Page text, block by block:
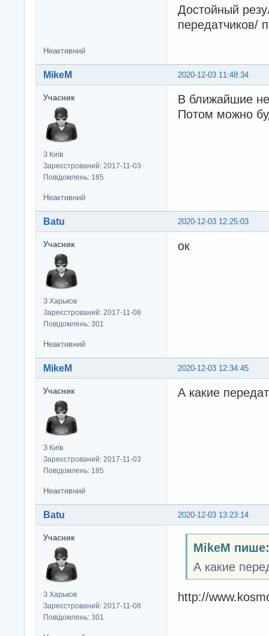
Достойный
передатчиков/
Неактивний
2020-12-03 11:48:34
MikeM
Учасник
З Київ
Зареєстрований: 2017-11-03
Повідомлень: 185
В ближайшие
Потом можно
Неактивний
2020-12-03 12:25:03
Batu
Учасник
З Харьков
Зареєстрований: 2017-11-08
Повідомлень: 301
ок
Неактивний
2020-12-03 12:34:45
MikeM
Учасник
З Київ
Зареєстрований: 2017-11-03
Повідомлень: 185
А какие
Неактивний
2020-12-03 13:23:14
Batu
Учасник
З Харьков
Зареєстрований: 2017-11-08
Повідомлень: 301
MikeM пише:
А какие
http://